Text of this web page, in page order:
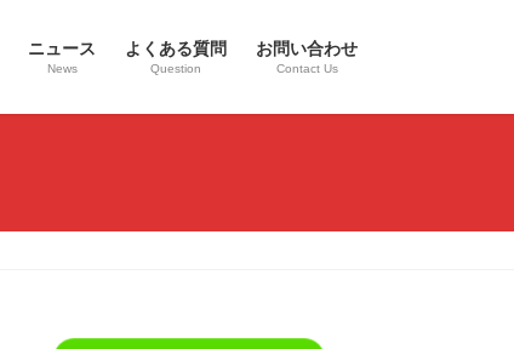
ニュース
News
よくある質問
Question
お問い合わせ
Contact Us